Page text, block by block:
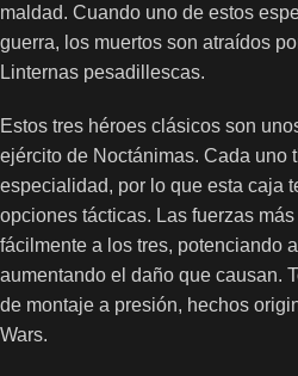
maldad. Cuando uno de estos
guerra, los muertos son atraídos
Linternas pesadillescas.
Estos tres héroes clásicos son
ejército de Noctánimas. Cada uno
especialidad, por lo que esta caja
opciones tácticas. Las fuerzas
fácilmente a los tres, potenciando
aumentando el daño que causan.
de montaje a presión, hechos
Wars.